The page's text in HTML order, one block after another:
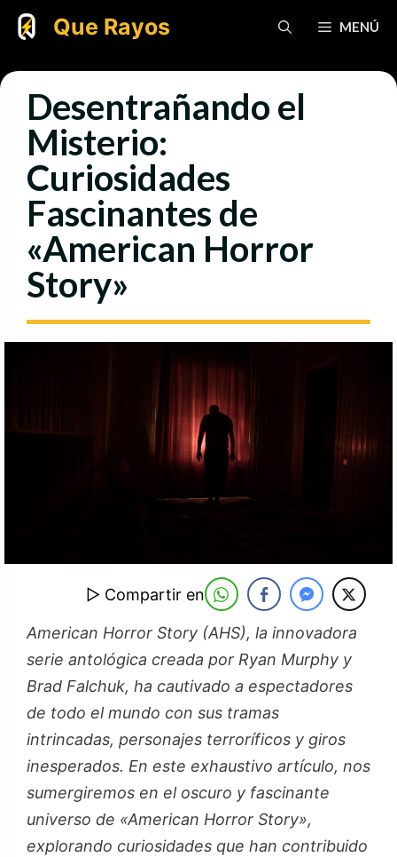
Saltar
Que Rayos MENÚ
Desentrañando el
Misterio:
Curiosidades
Fascinantes de
«American Horror
Story»
▷ Compartir en
American Horror Story (AHS), la innovadora
serie antológica creada por Ryan Murphy y
Brad Falchuk, ha cautivado a espectadores
de todo el mundo con sus tramas
intrincadas, personajes terroríficos y giros
inesperados. En este exhaustivo artículo, nos
sumergiremos en el oscuro y fascinante
universo de «American Horror Story»,
explorando curiosidades que han contribuido